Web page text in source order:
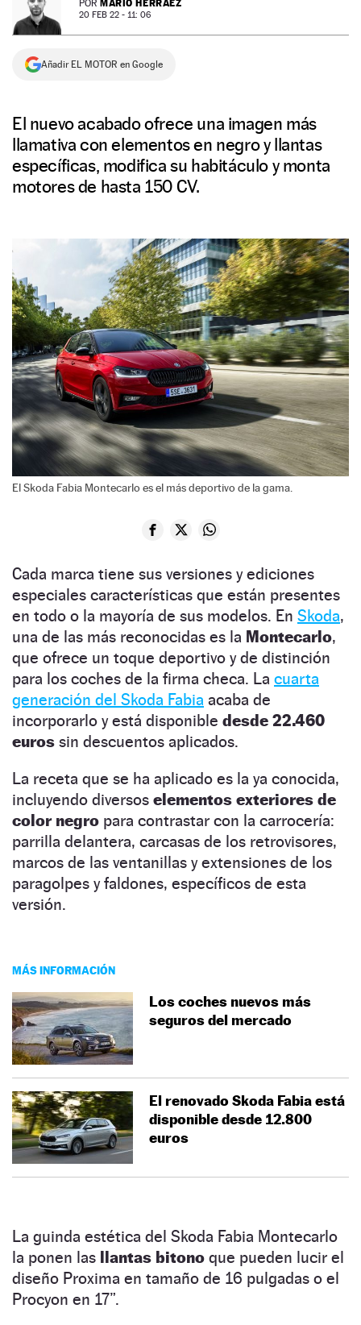
NEWSLETTER
SÍGUENOS
POR MARIO HERRÁEZ
20 FEB 22 - 11: 06
Añadir EL MOTOR en Google
El nuevo acabado ofrece una imagen más
llamativa con elementos en negro y llantas
específicas, modifica su habitáculo y monta
motores de hasta 150 CV.
El Skoda Fabia Montecarlo es el más deportivo de la gama.
Cada marca tiene sus versiones y ediciones
especiales características que están presentes
en todo o la mayoría de sus modelos. En Skoda,
una de las más reconocidas es la Montecarlo,
que ofrece un toque deportivo y de distinción
para los coches de la firma checa. La cuarta
generación del Skoda Fabia acaba de
incorporarlo y está disponible desde 22.460
euros sin descuentos aplicados.
La receta que se ha aplicado es la ya conocida,
incluyendo diversos elementos exteriores de
color negro para contrastar con la carrocería:
parrilla delantera, carcasas de los retrovisores,
marcos de las ventanillas y extensiones de los
paragolpes y faldones, específicos de esta
versión.
MÁS INFORMACIÓN
Los coches nuevos más
seguros del mercado
El renovado Skoda Fabia está
disponible desde 12.800
euros
La guinda estética del Skoda Fabia Montecarlo
la ponen las llantas bitono que pueden lucir el
diseño Proxima en tamaño de 16 pulgadas o el
Procyon en 17”.